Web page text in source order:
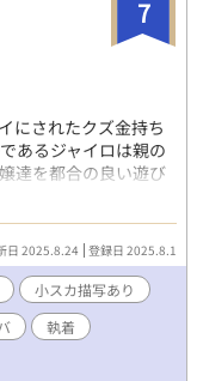
7
にされたクズ金持ち
あるジャイロは親の
達を都合の良い遊び
令嬢の情人であった
アレックスの所有物
。だが魔法の実験台
アレックスの所有物
小スカ・モブレ有】
のページには注意書
日 2025.8.24 登録日 2025.8.1
小スカ描写あり
執着